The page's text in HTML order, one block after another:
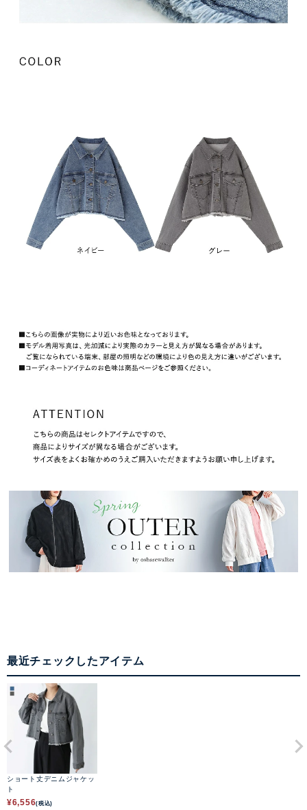
最近チェックしたアイテム
ショート丈デニムジャケッ
ト
¥6,556(税込)